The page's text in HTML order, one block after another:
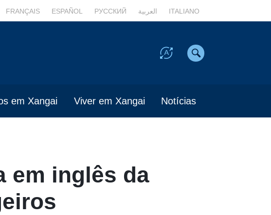
FRANÇAIS ESPAÑOL РУССКИЙ العربية ITALIANO
em Xangai Viver em Xangai Notícias
em inglês da